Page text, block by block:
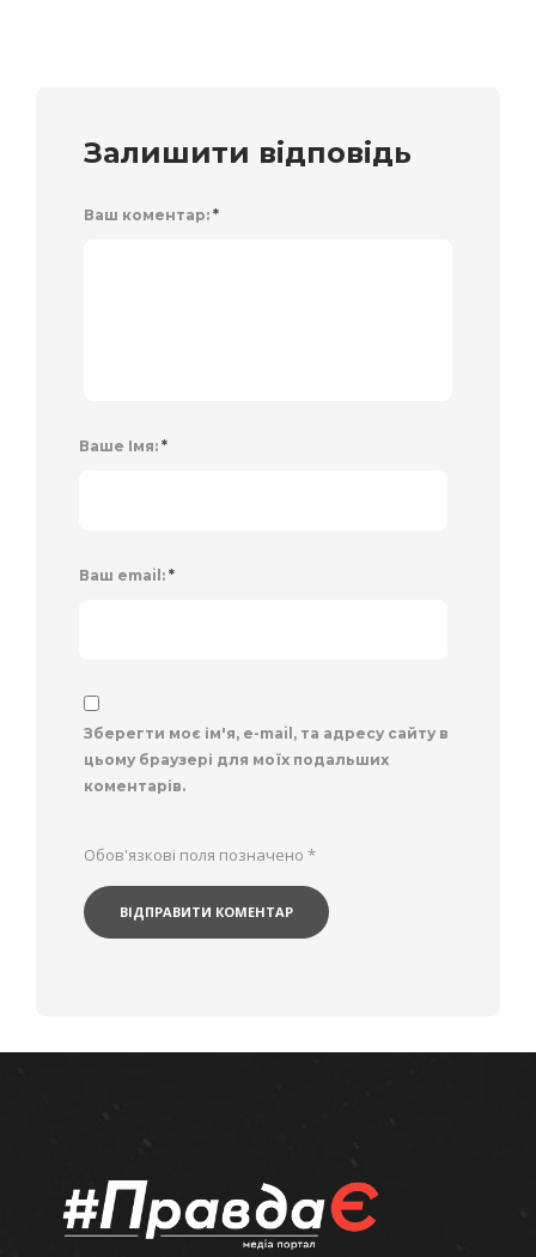
Залишити відповідь
Ваш коментар: *
Ваше Імя: *
Ваш email: *
Зберегти моє ім'я, e-mail, та адресу сайту в
цьому браузері для моїх подальших
коментарів.
Обов'язкові поля позначено *